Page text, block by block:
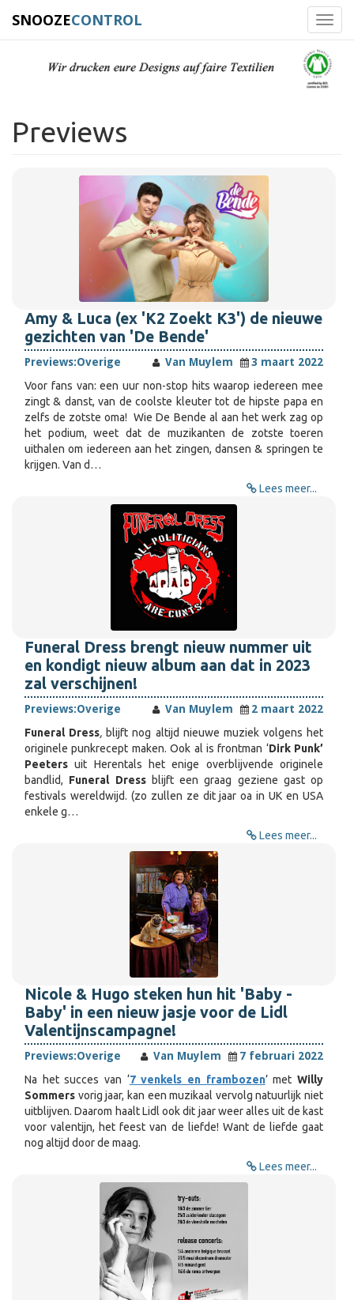
SNOOZECONTROL
Previews
Amy & Luca (ex 'K2 Zoekt K3') de nieuwe
gezichten van 'De Bende'
Previews:Overige Van Muylem
3 maart 2022
Voor fans van: een uur non-stop hits waarop iedereen mee
zingt & danst, van de coolste kleuter tot de hipste papa en
zelfs de zotste oma! Wie De Bende al aan het werk zag op
het podium, weet dat de muzikanten de zotste toeren
uithalen om iedereen aan het zingen, dansen & springen te
krijgen. Van d…
Lees meer...
Funeral Dress brengt nieuw nummer uit
en kondigt nieuw album aan dat in 2023
zal verschijnen!
Previews:Overige Van Muylem
2 maart 2022
Funeral Dress, blijft nog altijd nieuwe muziek volgens het
originele punkrecept maken. Ook al is frontman ‘Dirk Punk’
Peeters uit Herentals het enige overblijvende originele
bandlid, Funeral Dressblijft een graag geziene gast op
festivals wereldwijd. (zo zullen ze dit jaar oa in UK en USA
enkele g…
Lees meer...
Nicole & Hugo steken hun hit 'Baby -
Baby' in een nieuw jasje voor de Lidl
Valentijnscampagne!
Previews:Overige Van Muylem
7 februari 2022
Na het succes van ‘7 venkels en frambozen’ metWilly
Sommers vorig jaar, kan een muzikaal vervolg natuurlijk niet
uitblijven. Daarom haalt Lidl ook dit jaar weer alles uit de kast
voor valentijn, het feest van de liefde! Want de liefde gaat
nog altijd door de maag.
Lees meer...